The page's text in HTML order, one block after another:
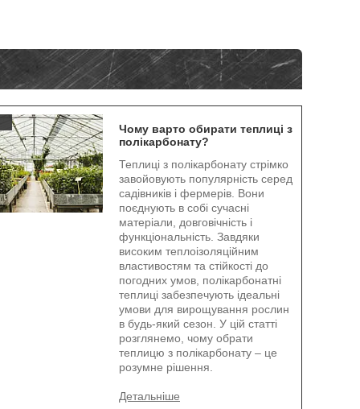
Чому варто обирати теплиці з
полікарбонату?
Теплиці з полікарбонату стрімко
завойовують популярність серед
садівників і фермерів. Вони
поєднують в собі сучасні
матеріали, довговічність і
функціональність. Завдяки
високим теплоізоляційним
властивостям та стійкості до
погодних умов, полікарбонатні
теплиці забезпечують ідеальні
умови для вирощування рослин
в будь-який сезон. У цій статті
розглянемо, чому обрати
теплицю з полікарбонату – це
розумне рішення.